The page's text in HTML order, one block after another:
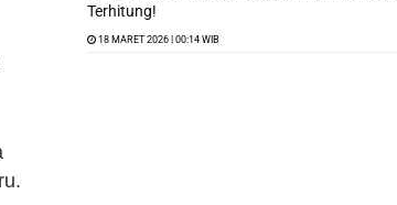
Terhitung!
18 MARET 2026 | 00:14 WIB